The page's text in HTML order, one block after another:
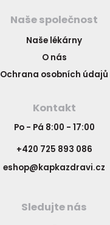
Naše společnost
Naše lékárny
O nás
Ochrana osobních údajů
Kontakt
Po - Pá 8:00 - 17:00
+420 725 893 086
eshop@kapkazdravi.cz
Sledujte nás